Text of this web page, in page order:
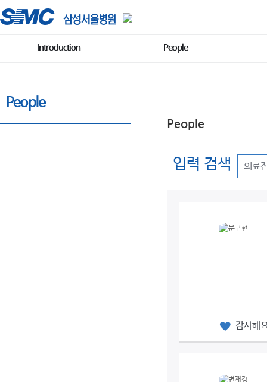
Introduction People
People
People
입력 검색
감사해